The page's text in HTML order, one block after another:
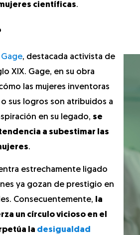
científicas.
, destacada activista de
XIX. Gage, en su obra
las mujeres inventoras
sus logros son atribuidos a
en su legado, se
a subestimar las
.
estrechamente ligado
ya gozan de prestigio en
Consecuentemente,
la
un círculo vicioso en el
la desigualdad